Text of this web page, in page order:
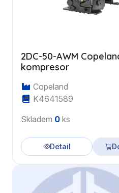
2DC-50-AWM
kompresor
Copeland
K4641589
Skladem 0 ks
Detail